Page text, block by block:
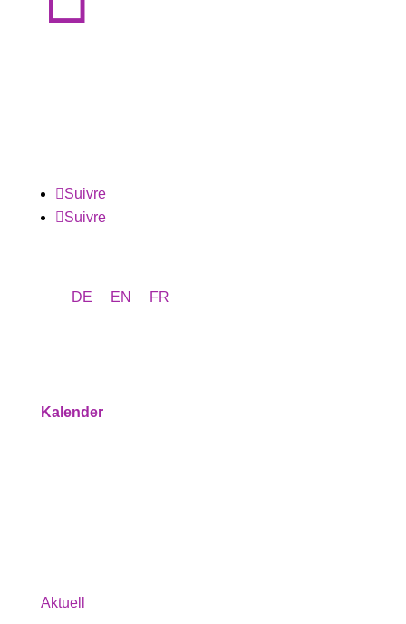
Suivre
Suivre
DE EN FR
Kalender
Aktuell